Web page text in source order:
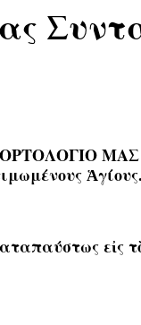
Ἁγίους.
εἰς